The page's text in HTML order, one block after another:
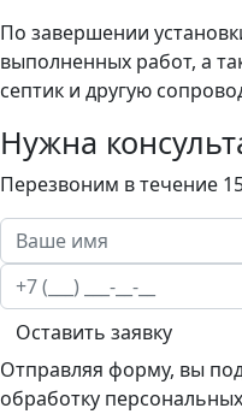
По завершении
выполненных работ, а
септик и другую
Нужна
Перезвоним в течение
Оставить заявку
Отправляя форму, вы
обработку